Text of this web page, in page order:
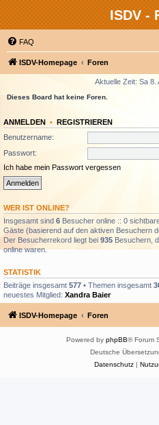
ISDV -
FAQ
ISDV-Homepage Foren
Aktuelle Zeit: Sa 8.
Dieses Board hat keine Foren.
ANMELDEN • REGISTRIEREN
Benutzername:
Passwort:
Ich habe mein Passwort vergessen
WER IST ONLINE?
Insgesamt sind 6 Besucher online :: 0
Gäste (basierend auf den aktiven Besuchern
Der Besucherrekord liegt bei 935 Besuchern,
online waren.
STATISTIK
Beiträge insgesamt 577 • Themen insgesamt
neuestes Mitglied: Xandra Baier
ISDV-Homepage Foren
Powered by phpBB® Forum
Deutsche
Datenschutz|